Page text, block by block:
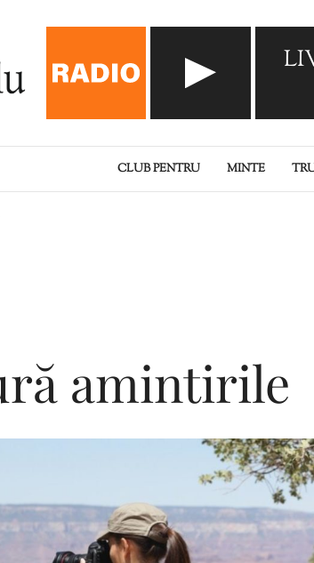
CLUB PENTRU MINTE
amintirile